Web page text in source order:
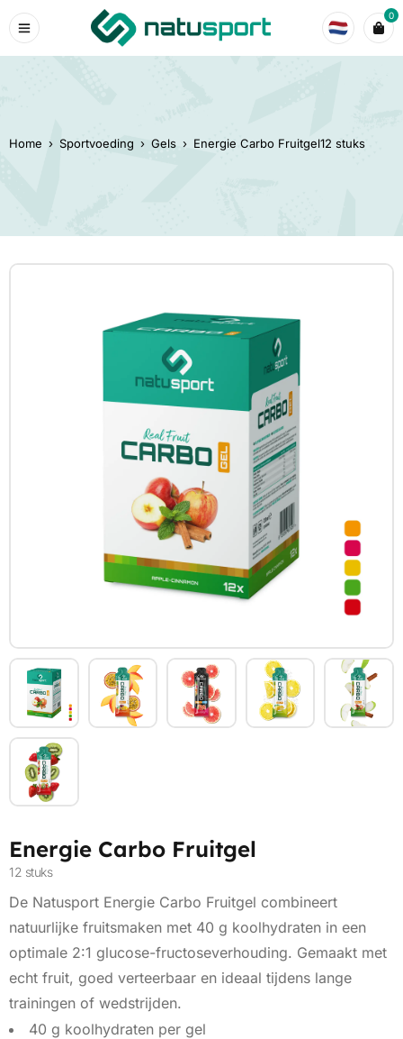
0
Home › Sportvoeding › Gels › Energie Carbo Fruitgel12 stuks
Energie Carbo Fruitgel
12 stuks
De Natusport Energie Carbo Fruitgel combineert
natuurlijke fruitsmaken met 40 g koolhydraten in een
optimale 2:1 glucose-fructoseverhouding. Gemaakt met
echt fruit, goed verteerbaar en ideaal tijdens lange
trainingen of wedstrijden.
40 g koolhydraten per gel